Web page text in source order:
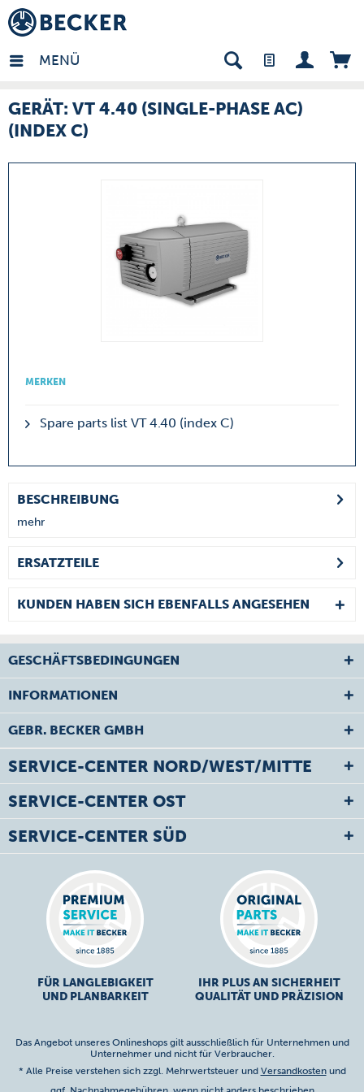
MENÜ
- DE
GERÄT: VT 4.40 (SINGLE-PHASE AC)
(INDEX C)
MERKEN
Spare parts list VT 4.40 (index C)
BESCHREIBUNG
mehr
ERSATZTEILE
KUNDEN HABEN SICH EBENFALLS ANGESEHEN
GESCHÄFTSBEDINGUNGEN
INFORMATIONEN
GEBR. BECKER GMBH
SERVICE-CENTER NORD/WEST/MITTE
SERVICE-CENTER OST
SERVICE-CENTER SÜD
FÜR LANGLEBIGKEIT
UND PLANBARKEIT
IHR PLUS AN SICHERHEIT
QUALITÄT UND PRÄZISION
Das Angebot unseres Onlineshops gilt ausschließlich für Unternehmen und
Unternehmer und nicht für Verbraucher.
* Alle Preise verstehen sich zzgl. Mehrwertsteuer und Versandkostenund